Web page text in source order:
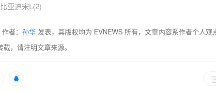
比亚迪宋L(2)
者： 孙华 发表，其版权均为 EVNEWS 所有，文章内容系作者个人
，请注明文章来源。